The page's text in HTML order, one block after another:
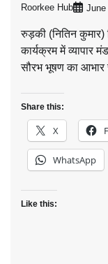
Roorkee Hub June
रुड़की (नितिन
कार्यक्रम में व्यापार
सौरभ भूषण का आभार
Share this:
X
WhatsApp
Like this: